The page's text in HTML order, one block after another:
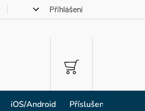
Přihlášení
NÁKUPNÍ
KOŠÍK
iOS/Android Příslušenství